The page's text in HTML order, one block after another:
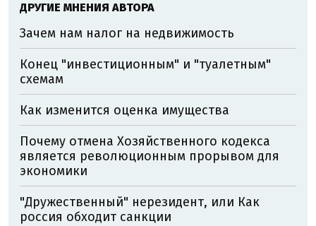
ДРУГИЕ МНЕНИЯ АВТОРА
Зачем нам налог на недвижимость
Конец "инвестиционным" и "туалетным"
схемам
Как изменится оценка имущества
Почему отмена Хозяйственного кодекса
является революционным прорывом для
экономики
"Дружественный" нерезидент, или Как
россия обходит санкции